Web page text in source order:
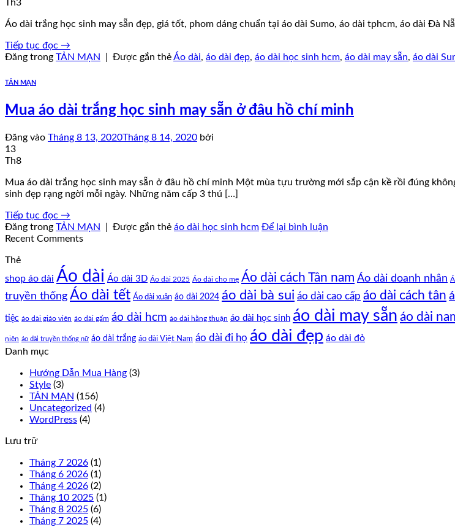
Th3
Áo dài trắng học sinh may sẵn đẹp, giá tốt, phom dáng chuẩn tại áo dài Sumo, áo dài tphcm, áo dài Đà
Tiếp tục đọc →
Đăng trong TẢN MẠN Được gắn thẻÁo dài, áo dài đẹp, áo dài học sinh hcm, áo dài may sẵn, áo dài
TẢN MẠN
Mua áo dài trắng học sinh may sẵn ở đâu hồ chí minh
Đăng vào Tháng 8 13, 2020Tháng 8 14, 2020 bởi
13
Th8
Mua áo dài trắng học sinh may sẵn ở đâu hồ chí minh Một mùa tựu trường mới sắp cận kề rồi đúng
sinh đẹp rạng ngời mỗi ngày. Những năm cấp 3 thú […]
Tiếp tục đọc →
Đăng trong TẢN MẠN Được gắn thẻ áo dài học sinh hcm Để lại bình luận
Recent Comments
Thẻ
shop áo dài Áo dài Áo dài 3D Áo dài 2025 Áo dài cho mẹ Áo dài cách Tân nam Áo dài doanh nhân
truyền thống Áo dài tết Áo dài xuân áo dài 2024 áo dài bà sui áo dài cao cấp áo dài cách tân
tiệc áo dài giáo viên áo dài gấm áo dài hcm áo dài hằng thuận áo dài học sinh áo dài may sẵn áo dài
niên áo dài truyền thống nữ áo dài trắng áo dài Việt Nam áo dài đi họ áo dài đẹp áo dài đỏ
Danh mục
Hướng Dẫn Mua Hàng (3)
Style (3)
TẢN MẠN (156)
Uncategorized (4)
WordPress (4)
Lưu trữ
Tháng 7 2026 (1)
Tháng 6 2026 (1)
Tháng 4 2026 (2)
Tháng 10 2025 (1)
Tháng 8 2025 (6)
Tháng 7 2025 (4)